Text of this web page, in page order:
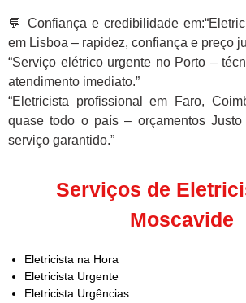
💬 Confiança e credibilidade
em Lisboa – rapidez, confiança e preço
“Serviço elétrico urgente no Porto –
atendimento imediato.”
“Eletricista profissional em Faro,
quase todo o país – orçamentos
serviço garantido.”
Serviços de
Moscavide
Eletricista na Hora
Eletricista Urgente
Eletricista Urgências